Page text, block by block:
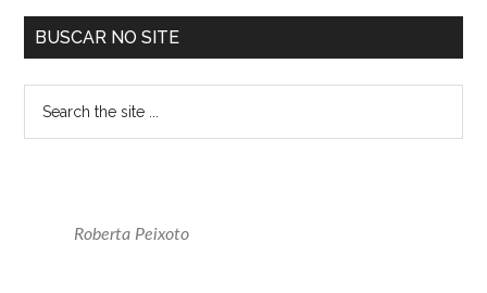
BUSCAR NO SITE
Roberta Peixoto